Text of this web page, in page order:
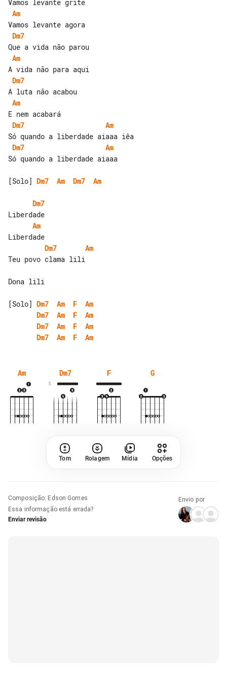
Am
Dm7
Am
Dm7
Am
Dm7
Am
Dm7
Am
Só quando a liberdade aiaaa
[Solo] Dm7 Am Dm7 Am
Dm7
Am
Dm7
Am
Teu povo clama lili
Dona lili
[Solo] Dm7 Am F
Am
Dm7
Am F
Am
Dm7
Am F
Am
Dm7
Am F Am
Am Dm7
5
F G
Tom Rolagem Mídia Opções
Composição: Edson Gomes
Essa informação está errada?
Enviar revisão
Envio por